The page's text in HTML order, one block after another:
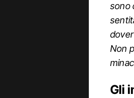
sono
Non
Gli